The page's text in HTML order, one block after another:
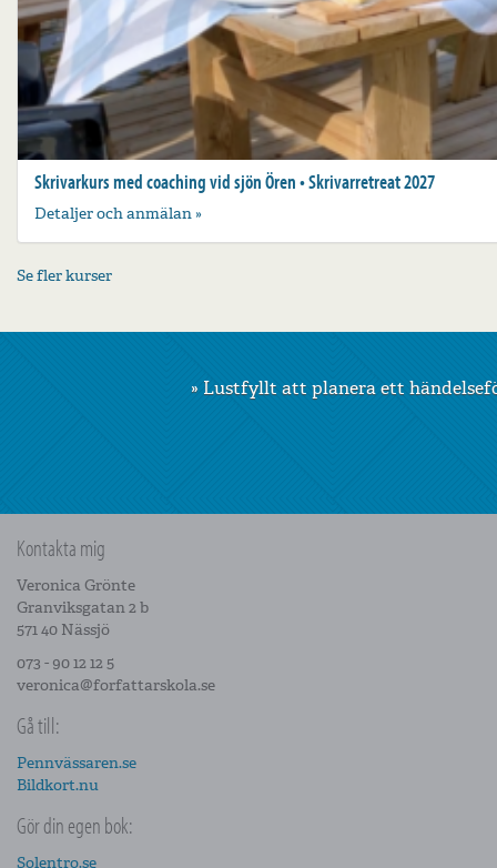
Skrivarkurs med coaching vid sjön Ören • Skrivarretreat 2027
Detaljer och anmälan »
Se fler kurser
»Kursen var
Kontakta mig
Veronica Grönte
Granviksgatan 2 b
571 40 Nässjö
073 - 90 12 12 5
veronica@forfattarskola.se
Gå till:
Pennvässaren.se
Bildkort.nu
Gör din egen bok:
Solentro.se